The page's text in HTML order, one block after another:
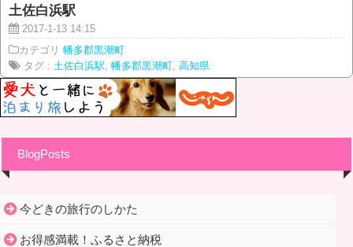
土佐白浜駅
2017-1-13 14:15
カテゴリ 幡多郡黒潮町
タグ : 土佐白浜駅 幡多郡黒潮町 高知県
BlogPosts
今どきの旅行のしかた
お得感満載！ふるさと納税